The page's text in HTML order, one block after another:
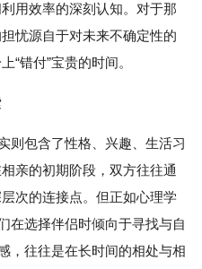
用效率的深刻认知。对于那
忧源自于对未来不确定性的
“错付”宝贵的时间。
则包含了性格、兴趣、生活习
亲的初期阶段，双方往往通
次的连接点。但正如心理学
在选择伴侣时倾向于寻找与自
，往往是在长时间的相处与相